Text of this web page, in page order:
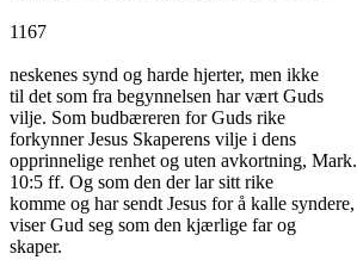
1167
neskenes synd og harde hjerter, men ikke
til det som fra begynnelsen har vært Guds
vilje. Som budbæreren for Guds rike
forkynner Jesus Skaperens vilje i dens
opprinnelige renhet og uten avkortning, Mark.
10:5 ff. Og som den der lar sitt rike
komme og har sendt Jesus for å kalle syndere,
viser Gud seg som den kjærlige far og
skaper.